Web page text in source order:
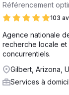
Référencement
103
Agence nationale
recherche locale et
concurrentiels.
Gilbert, Arizona,
Services à